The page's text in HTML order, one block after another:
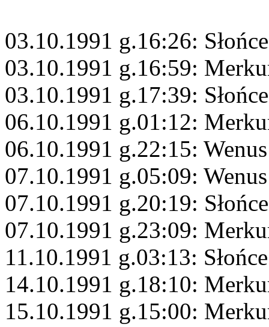
03.10.1991 g.16:26:
03.10.1991 g.16:59:
03.10.1991 g.17:39:
06.10.1991 g.01:12:
06.10.1991 g.22:15:
07.10.1991 g.05:09:
07.10.1991 g.20:19:
07.10.1991 g.23:09:
11.10.1991 g.03:13:
14.10.1991 g.18:10:
15.10.1991 g.15:00: